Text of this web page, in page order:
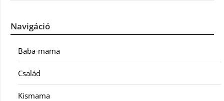
Navigáció
Baba-mama
Család
Kismama